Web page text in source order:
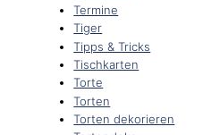
Termine
Tiger
Tipps & Tricks
Tischkarten
Torte
Torten
Torten dekorieren